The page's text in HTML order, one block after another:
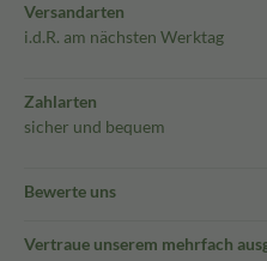
Versandarten
i.d.R. am nächsten Werktag
Zahlarten
sicher und bequem
Bewerte uns
Vertraue unserem mehrfach